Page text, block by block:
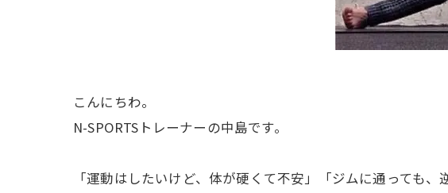
こんにちわ。
N-SPORTSトレーナーの中島です。
「運動はしたいけど、体が硬くて不安」「ジムに通っても、